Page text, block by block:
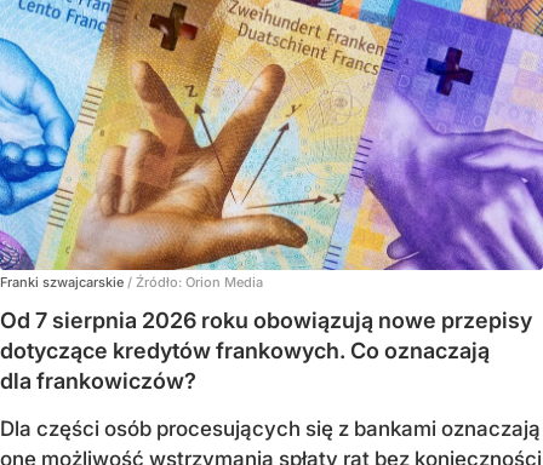
Franki szwajcarskie / Źródło: Orion Media
Od 7 sierpnia 2026 roku obowiązują nowe przepisy
dotyczące kredytów frankowych. Co oznaczają
dla frankowiczów?
Dla części osób procesujących się z bankami oznaczają
one możliwość wstrzymania spłaty rat bez konieczności